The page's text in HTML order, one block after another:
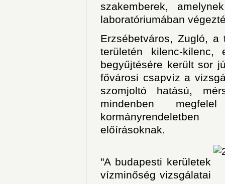
szakemberek,
laboratóriumában
Erzsébetváros, Zugló, a
területén kilenc-kilenc,
begyűjtésére került sor
fővárosi csapvíz a
szomjoltó hatású,
mindenben
előírásoknak.
"A budapesti kerületek
vízminőség vizsgálatai